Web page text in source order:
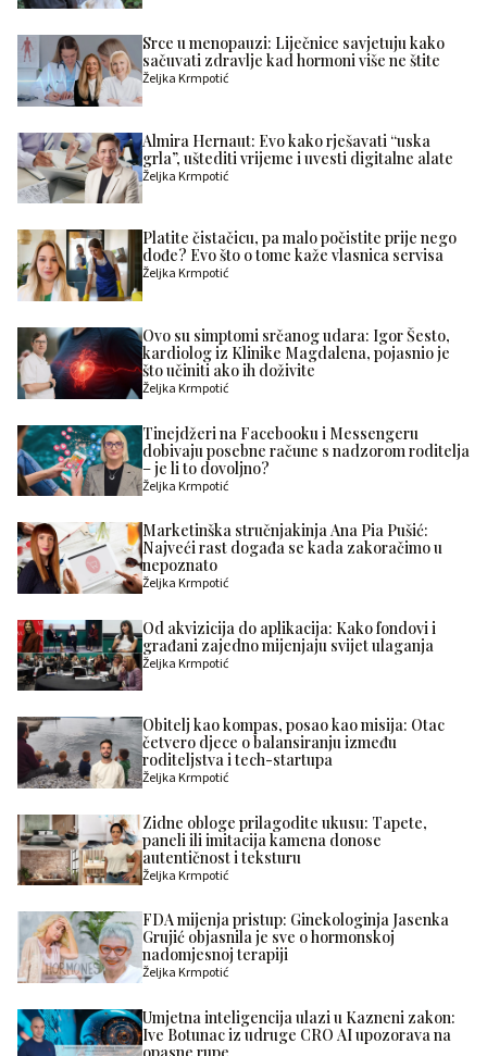
Srce u menopauzi: Liječnice savjetuju kako
sačuvati zdravlje kad hormoni više ne štite
Željka Krmpotić
Almira Hernaut: Evo kako rješavati “uska
grla”, uštediti vrijeme i uvesti digitalne alate
Željka Krmpotić
Platite čistačicu, pa malo počistite prije nego
dođe? Evo što o tome kaže vlasnica servisa
Željka Krmpotić
Ovo su simptomi srčanog udara: Igor Šesto,
kardiolog iz Klinike Magdalena, pojasnio je
što učiniti ako ih doživite
Željka Krmpotić
Tinejdžeri na Facebooku i Messengeru
dobivaju posebne račune s nadzorom roditelja
– je li to dovoljno?
Željka Krmpotić
Marketinška stručnjakinja Ana Pia Pušić:
Najveći rast događa se kada zakoračimo u
nepoznato
Željka Krmpotić
Od akvizicija do aplikacija: Kako fondovi i
građani zajedno mijenjaju svijet ulaganja
Željka Krmpotić
Obitelj kao kompas, posao kao misija: Otac
četvero djece o balansiranju između
roditeljstva i tech-startupa
Željka Krmpotić
Zidne obloge prilagodite ukusu: Tapete,
paneli ili imitacija kamena donose
autentičnost i teksturu
Željka Krmpotić
FDA mijenja pristup: Ginekologinja Jasenka
Grujić objasnila je sve o hormonskoj
nadomjesnoj terapiji
Željka Krmpotić
Umjetna inteligencija ulazi u Kazneni zakon:
Ive Botunac iz udruge CRO AI upozorava na